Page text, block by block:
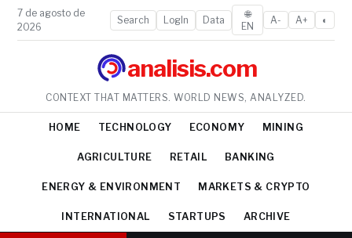
7 de agosto de
2026
Search LogIn Data
🌐
EN
A- A+ ◐
analisis.com
CONTEXT THAT MATTERS. WORLD NEWS, ANALYZED.
HOME TECHNOLOGY ECONOMY MINING
AGRICULTURE RETAIL BANKING
ENERGY & ENVIRONMENT MARKETS & CRYPTO
INTERNATIONAL STARTUPS ARCHIVE